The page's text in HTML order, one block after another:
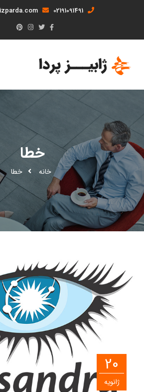
02191091491
info[at]jabizparda.com
خطا
خانه خطا
20
ژانویه